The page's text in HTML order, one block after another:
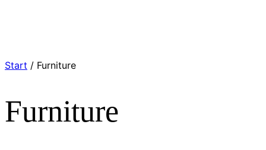
Start / Furniture
Furniture